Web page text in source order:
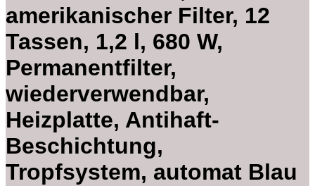
amerikanischer Filter, 12
Tassen, 1,2 l, 680 W,
Permanentfilter,
wiederverwendbar,
Heizplatte, Antihaft-
Beschichtung,
Tropfsystem, automat Blau